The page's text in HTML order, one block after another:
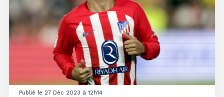
Publié le 27 Déc 2023 à 12h14